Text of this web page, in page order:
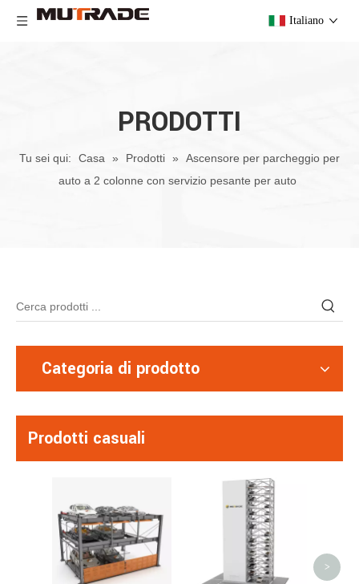
Italiano
PRODOTTI
Tu sei qui: Casa » Prodotti » Ascensore per parcheggio per
auto a 2 colonne con servizio pesante per auto
Categoria di prodotto
Prodotti casuali
>